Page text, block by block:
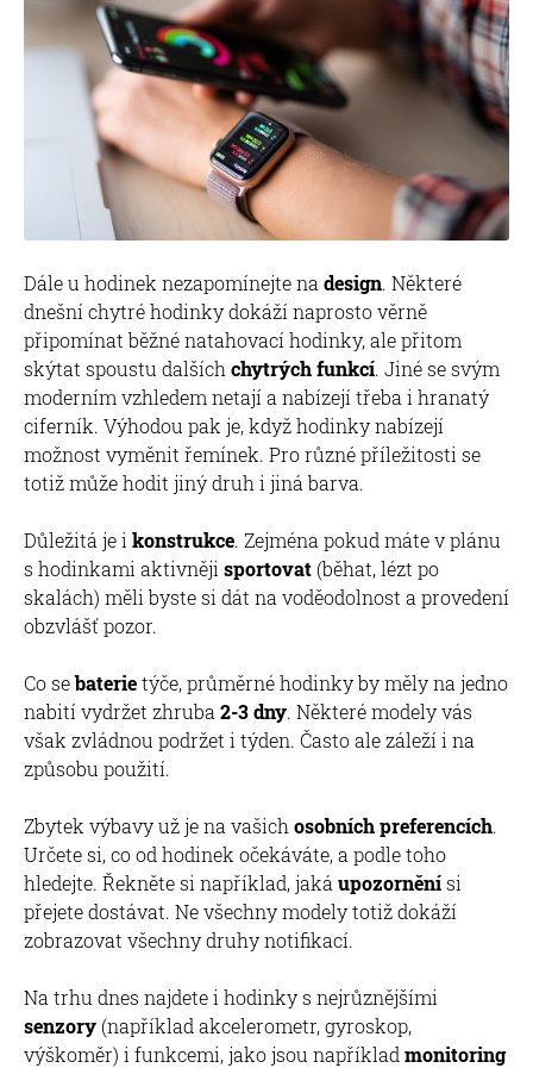
Dále u hodinek nezapomínejte na design. Některé
dnešní chytré hodinky dokáží naprosto věrně
připomínat běžné natahovací hodinky, ale přitom
skýtat spoustu dalších chytrých funkcí. Jiné se svým
moderním vzhledem netají a nabízejí třeba i hranatý
ciferník. Výhodou pak je, když hodinky nabízejí
možnost vyměnit řemínek. Pro různé příležitosti se
totiž může hodit jiný druh i jiná barva.
Důležitá je i konstrukce. Zejména pokud máte v plánu
s hodinkami aktivněji sportovat(běhat, lézt po
skalách) měli byste si dát na voděodolnost a provedení
obzvlášť pozor.
Co sebaterietýče, průměrné hodinky by měly na jedno
nabití vydržet zhruba 2-3 dny. Některé modely vás
však zvládnou podržet i týden. Často ale záleží i na
způsobu použití.
Zbytek výbavy už je na vašich osobních preferencích.
Určete si, co od hodinek očekáváte, a podle toho
hledejte. Řekněte si například, jaká upozorněnísi
přejete dostávat. Ne všechny modely totiž dokáží
zobrazovat všechny druhy notifikací.
Na trhu dnes najdete i hodinky s nejrůznějšími
senzory(například akcelerometr, gyroskop,
výškoměr) i funkcemi, jako jsou například monitoring